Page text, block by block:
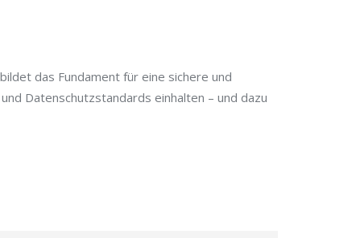
das Fundament für eine sichere und
Datenschutzstandards einhalten – und dazu